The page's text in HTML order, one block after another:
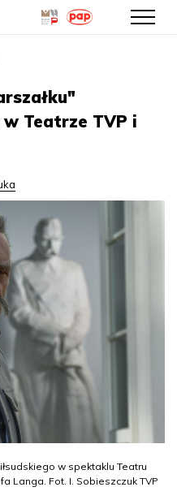
Teatrze TVP i
w spektaklu Teatru
Langa. Fot. I. Sobieszczuk TVP